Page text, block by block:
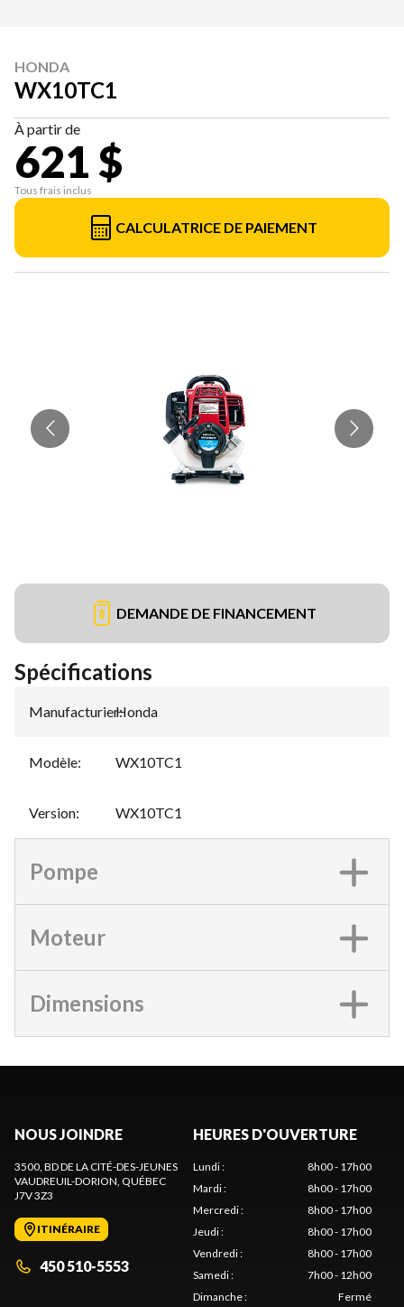
HONDA
WX10TC1
À partir de
621 $
Tous frais inclus
CALCULATRICE DE PAIEMENT
DEMANDE DE FINANCEMENT
Spécifications
Manufacturier:
Honda
Modèle: WX10TC1
Version: WX10TC1
Pompe
Moteur
Dimensions
NOUS JOINDRE
3500, BD DE LA CITÉ-DES-JEUNES
VAUDREUIL-DORION, QUÉBEC
J7V 3Z3
ITINÉRAIRE
450 510-5553
HEURES D'OUVERTURE
Lundi:
8h00 - 17h00
Mardi:
8h00 - 17h00
Mercredi:
8h00 - 17h00
Jeudi:
8h00 - 17h00
Vendredi:
8h00 - 17h00
Samedi:
7h00 - 12h00
Dimanche: Fermé